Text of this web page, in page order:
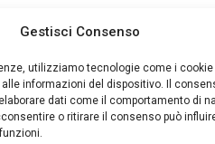
Gestisci Consenso
utilizziamo tecnologie come i cookie
informazioni del dispositivo. Il
dati come il comportamento di
o ritirare il consenso può
Cirronis Ditta individuale